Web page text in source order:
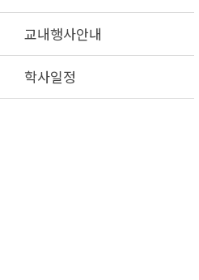
교내행사안내
학사일정